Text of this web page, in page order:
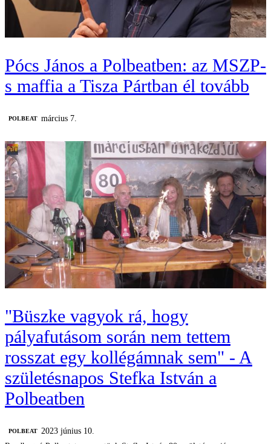
Pócs János a Polbeatben: az MSZP-
s maffia a Tisza Pártban él tovább
‎POLBEAT március 7.
"Büszke vagyok rá, hogy
pályafutásom során nem tettem
rosszat egy kollégámnak sem" - A
születésnapos Stefka István a
Polbeatben
‎POLBEAT 2023 június 10.